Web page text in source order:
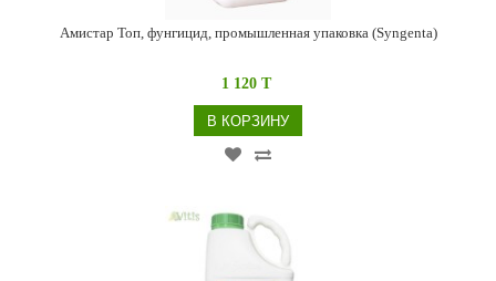
Амистар Топ, фунгицид, промышленная упаковка (Syngenta)
1 120 T
В КОРЗИНУ